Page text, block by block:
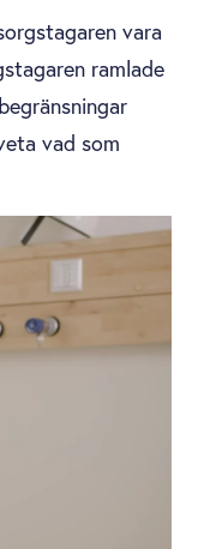
vara
ramlade
vad som